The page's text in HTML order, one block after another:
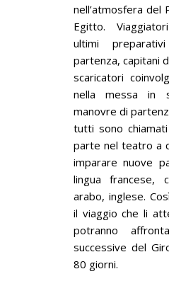
nell’atmosfera del
Egitto.
ultimi
partenza, capitani
scaricatori
nella messa in
manovre di
tutti sono
parte nel teatro a
imparare nuove
lingua francese,
arabo, inglese.
il viaggio che li
potranno
successive del
80 giorni.